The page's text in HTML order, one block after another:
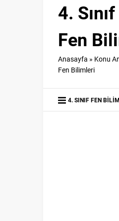
4.
Fen
Anasayfa » Konu
Fen Bilimleri
4. SINIF FEN